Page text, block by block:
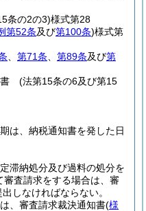
条の2の3)様式第28
第52条及び第100条)様式第
第71条 第89条及び第
書 (法第15条の6及び第15
は、納税通知書を発した日
滞納処分及び過料の処分を
査請求をする場合は、審
しなければならない。
、審査請求裁決通知書(様